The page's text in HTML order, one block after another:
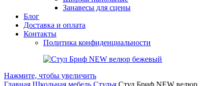
Занавесы для сцены
Блог
Доставка и оплата
Контакты
Политика конфиденциальности
Нажмите, чтобы увеличить
Главная Школьная мебель Стулья Стул Бриф NEW велюр